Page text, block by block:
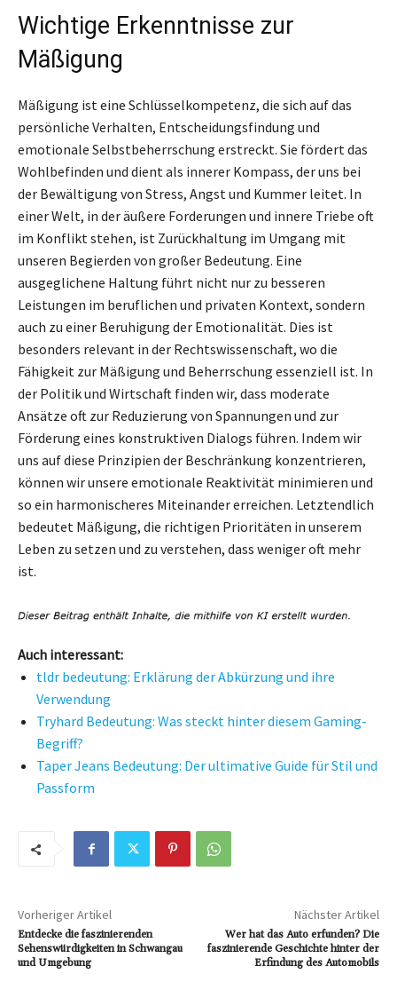
Wichtige Erkenntnisse zur
Mäßigung
Mäßigung ist eine Schlüsselkompetenz, die sich auf das
persönliche Verhalten, Entscheidungsfindung und
emotionale Selbstbeherrschung erstreckt. Sie fördert das
Wohlbefinden und dient als innerer Kompass, der uns bei
der Bewältigung von Stress, Angst und Kummer leitet. In
einer Welt, in der äußere Forderungen und innere Triebe oft
im Konflikt stehen, ist Zurückhaltung im Umgang mit
unseren Begierden von großer Bedeutung. Eine
ausgeglichene Haltung führt nicht nur zu besseren
Leistungen im beruflichen und privaten Kontext, sondern
auch zu einer Beruhigung der Emotionalität. Dies ist
besonders relevant in der Rechtswissenschaft, wo die
Fähigkeit zur Mäßigung und Beherrschung essenziell ist. In
der Politik und Wirtschaft finden wir, dass moderate
Ansätze oft zur Reduzierung von Spannungen und zur
Förderung eines konstruktiven Dialogs führen. Indem wir
uns auf diese Prinzipien der Beschränkung konzentrieren,
können wir unsere emotionale Reaktivität minimieren und
so ein harmonischeres Miteinander erreichen. Letztendlich
bedeutet Mäßigung, die richtigen Prioritäten in unserem
Leben zu setzen und zu verstehen, dass weniger oft mehr
ist.
Auch interessant:
tldr bedeutung: Erklärung der Abkürzung und ihre
Verwendung
Tryhard Bedeutung: Was steckt hinter diesem Gaming-
Begriff?
Taper Jeans Bedeutung: Der ultimative Guide für Stil und
Passform
Vorheriger Artikel
Entdecke die faszinierenden
Sehenswürdigkeiten in Schwangau
und Umgebung
Nächster Artikel
Wer hat das Auto erfunden? Die
faszinierende Geschichte hinter der
Erfindung des Automobils